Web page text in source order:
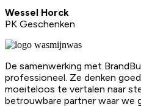
Wessel Horck
PK Geschenken
De samenwerking met
professioneel. Ze denken
moeiteloos te vertalen naar
betrouwbare partner waar we